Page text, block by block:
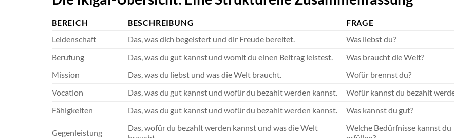
BEREICH BESCHREIBUNG
FRAGE
Leidenschaft
Das, was dich begeistert und dir Freude bereitet.
Was liebst du?
Berufung
Das, was du gut kannst und womit du einen Beitrag leistest.
Was braucht die Welt?
Mission
Das, was du liebst und was die Welt braucht.
Wofür brennst du?
Vocation
Das, was du gut kannst und wofür du bezahlt werden kannst.
Wofür kannst du bezahlt
Fähigkeiten
Das, was du gut kannst und wofür du bezahlt werden kannst. Was kannst du gut?
Gegenleistung
Das, wofür du bezahlt werden kannst und was die Welt
Welche Bedürfnisse kannst du